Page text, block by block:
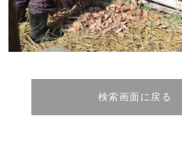
検索画面に戻る